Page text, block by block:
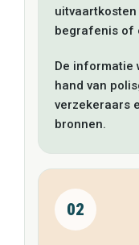
begrafenis of
De informatie
hand van
verzekeraars
bronnen.
02